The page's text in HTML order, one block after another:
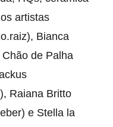
artistas
Bianca
de Palha
Raiana Britto
e Stella la